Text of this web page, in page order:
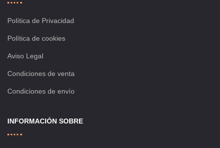
Política de Privacidad
Política de cookies
Aviso Legal
Condiciones de venta
Condiciones de envío
INFORMACIÓN SOBRE